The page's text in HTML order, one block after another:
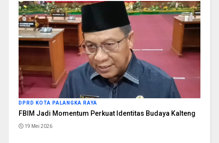
DPRD KOTA PALANGKA RAYA
FBIM Jadi Momentum Perkuat Identitas Budaya Kalteng
19 Mei 2026